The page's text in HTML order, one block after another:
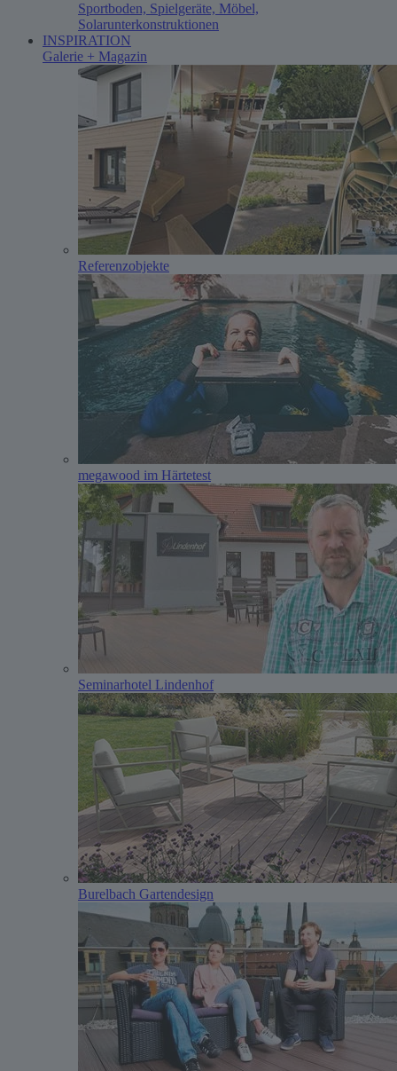
Sportboden, Spielgeräte, Möbel,
Solarunterkonstruktionen
INSPIRATION
Galerie + Magazin
Referenzobjekte
megawood im Härtetest
Seminarhotel Lindenhof
Burelbach Gartendesign